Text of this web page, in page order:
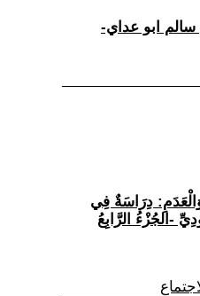
وَالْعَدَمِ: دِرَاسَةٌ فِي
-الجُزْءُ الرَّابِعُ